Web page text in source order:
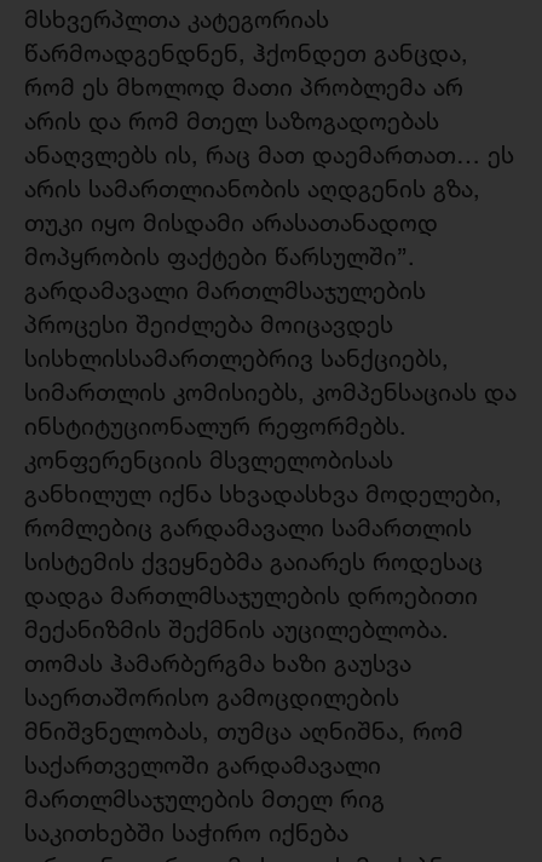
მსხვერპლთა კატეგორიას
წარმოადგენდნენ, ჰქონდეთ განცდა,
რომ ეს მხოლოდ მათი პრობლემა არ
არის და რომ მთელ საზოგადოებას
ანაღვლებს ის, რაც მათ დაემართათ… ეს
არის სამართლიანობის აღდგენის გზა,
თუკი იყო მისდამი არასათანადოდ
მოპყრობის ფაქტები წარსულში”.
გარდამავალი მართლმსაჯულების
პროცესი შეიძლება მოიცავდეს
სისხლისსამართლებრივ სანქციებს,
სიმართლის კომისიებს, კომპენსაციას და
ინსტიტუციონალურ რეფორმებს.
კონფერენციის მსვლელობისას
განხილულ იქნა სხვადასხვა მოდელები,
რომლებიც გარდამავალი სამართლის
სისტემის ქვეყნებმა გაიარეს როდესაც
დადგა მართლმსაჯულების დროებითი
მექანიზმის შექმნის აუცილებლობა.
თომას ჰამარბერგმა ხაზი გაუსვა
საერთაშორისო გამოცდილების
მნიშვნელობას, თუმცა აღნიშნა, რომ
საქართველოში გარდამავალი
მართლმსაჯულების მთელ რიგ
საკითხებში საჭირო იქნება